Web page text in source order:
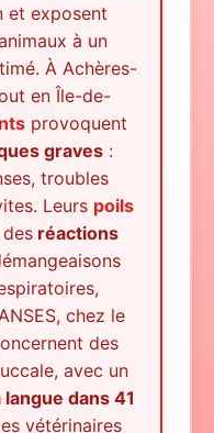
et exposent
à un
À Achères-
en Île-de-
provoquent
graves :
troubles
Leurs poils
réactions
chez le
des
avec un
dans 41
vétérinaires